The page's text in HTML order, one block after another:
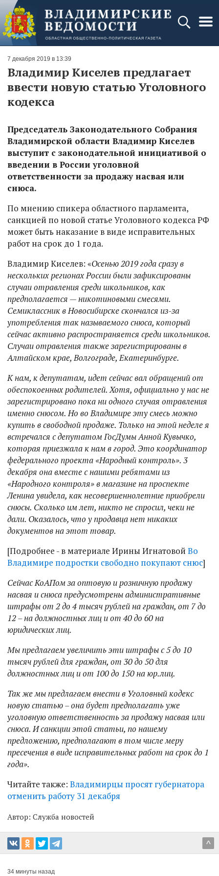
7 декабря 2019 в 13:39
Владимир Киселев предлагает
ввести новую статью Уголовного
кодекса
Председатель Законодательного Собрания
Владимирской области Владимир Киселев
выступит с законодательной инициативой о
введении в России уголовной
ответственности за продажу насвая или
снюса.
По мнению спикера областного парламента,
санкцией по новой статье Уголовного кодекса РФ
может быть наказание в виде исправительных
работ на срок до 1 года.
Владимир Киселев: «Осенью 2019 года сразу в
нескольких регионах России были зафиксированы
случаи отравления среди школьников, как
предполагается — никотиновыми смесями.
Семиклассник в Новосибирске скончался из-за
употребления так называемого снюса, который
сейчас активно распространяется среди школьников.
Случаи отравления также зарегистрированы в
Алтайском крае, Волгограде, Екатеринбурге.
К нам, к депутатам, идет сейчас вал обращений от
обеспокоенных родителей. Хотя, официально у нас не
зарегистрировано пока ни одного случая отравления
именно снюсом. Но во Владимире эту смесь можно
купить в свободной продаже. Только на этой неделе я
встречался с депутатом ГосДумы Анной Кувычко,
которая приезжала к нам в город. Это координатор
федерального проекта «Народный контроль». 3
декабря она вместе с нашими ребятами из
«Народного контроля» в магазине на проспекте
Ленина увидела, как несовершеннолетние приобрели
снюсы. Сколько им лет, никто не спросил, чеки не
дали. Оказалось, что у продавца нет никаких
документов на этот товар.
[Подробнее - в материале Ирины Игнатовой Во
Владимире подростки свободно покупают снюс]
Сейчас КоАПом за оптовую и розничную продажу
насвая и снюса предусмотрены административные
штрафы от 2 до 4 тысяч рублей на граждан, от 7 до
12 – на должностных лиц и от 40 до 60 на
юридических лиц.
Мы предлагаем увеличить эти штрафы с 5 до 10
тысяч рублей для граждан, от 30 до 50 для
должностных лиц и от 100 до 150 на юр.лиц.
Так же мы предлагаем внести в Уголовный кодекс
новую статью – она будет предполагать уже
уголовную ответственность за продажу насвая или
снюса. И санкции этой статьи, по нашему
предложению, предполагают в том числе меру
пресечения в виде исправительных работ на срок до 1
года».
Читайте также: Владимирцы просят губернатора
отменить работу 31 декабря
Автор: Служба новостей
^
34 минуты назад